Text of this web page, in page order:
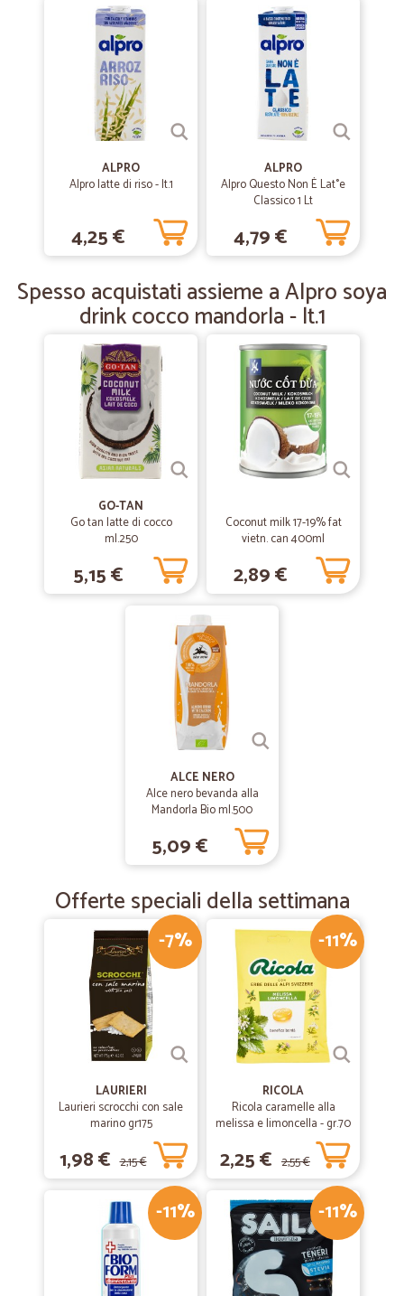
—Dionigia D.
Merce buona
Merce buona, buona anche la spedizione però ho notato che alcuni
articoli sono un pochino cari
09/06/2020
—Daniela G.
Tutto perfetto grazie
Tutto perfetto grazie
19/12/2018
Alessia G.
Consegna nei tempi stabiliti prezzi giusti un ottimo servizio!!lo ripeterò
sicuramente!
ALPRO
Alpro latte di riso - lt.1
4,25 €
ALPRO
Alpro Questo Non È Lat°e
Classico 1 Lt
4,79 €
Spesso acquistati assieme a Alpro soya
drink cocco mandorla - lt.1
GO-TAN
Go tan latte di cocco
ml.250
5,15 €
Coconut milk 17-19% fat
vietn. can 400ml
2,89 €
ALCE NERO
Alce nero bevanda alla
Mandorla Bio ml.500
5,09 €
Offerte speciali della settimana
-7%
LAURIERI
Laurieri scrocchi con sale
marino gr175
1,98 € 2,15 €
-11%
RICOLA
Ricola caramelle alla
melissa e limoncella - gr.70
2,25 € 2,55 €
-11% -11%